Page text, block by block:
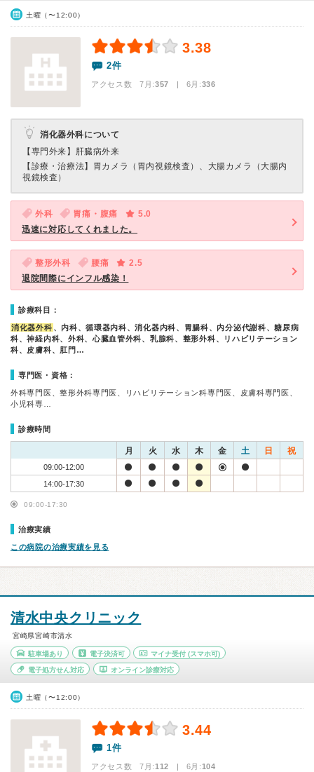
土曜（〜12:00）
3.38
2件
アクセス数 7月:357 | 6月:336
消化器外科について
【専門外来】 肝臓病外来
【診療・治療法】 胃カメラ（胃内視鏡検査）、大腸カメラ（大腸内
視鏡検査）
外科 胃痛・腹痛
5.0
迅速に対応してくれました。
整形外科 腰痛
2.5
退院間際にインフル感染！
診療科目：
消化器外科 、内科、循環器内科、消化器内科、胃腸科、内分泌代謝科、糖尿病
科、神経内科、外科、心臓血管外科、乳腺科、整形外科、リハビリテーション
科、皮膚科、肛門…
専門医・資格：
外科専門医、整形外科専門医、リハビリテーション科専門医、皮膚科専門医、
小児科専…
診療時間
月 火 水 木 金 土 日 祝
09:00-12:00
14:00-17:30
09:00-17:30
治療実績
この病院の治療実績を見る
清水中央クリニック
宮崎県宮崎市清水
駐車場あり 電子決済可 マイナ受付 (スマホ可)
電子処方せん対応 オンライン診療対応
土曜（〜12:00）
3.44
1件
アクセス数 7月:112 | 6月:104